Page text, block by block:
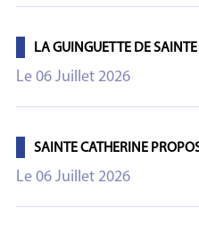
LA GUINGUETTE DE
Le 06 Juillet 2026
SAINTE CATHERINE
Le 06 Juillet 2026